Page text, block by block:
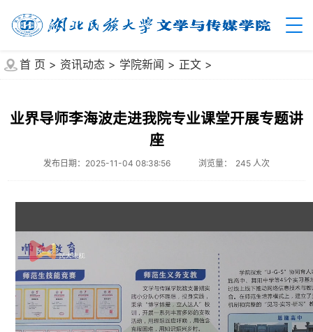
首 页 > 资讯动态 > 学院新闻 > 正文 >
业界导师李海波走进我院专业课堂开展专题讲
座
发布日期：2025-11-04 08:38:56 浏览量： 245 人次